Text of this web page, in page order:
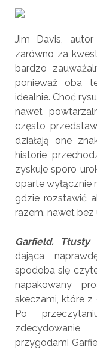
Jim Davis,
zarówno za
bardzo
ponieważ oba
idealnie. Choć
nawet
często
działają one
historie
zyskuje sporo
oparte wyłącznie
gdzie rozstawić
razem, nawet bez
Garfield.
dająca
spodoba się
napakowany
skeczami, które z
Po
zdecydowanie
przygodami